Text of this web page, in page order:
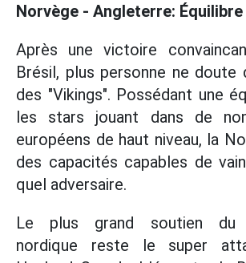
Norvège - Angleterre:
Après une victoire
Brésil, plus personne ne doute
des "Vikings". Possédant une
les stars jouant dans de
européens de haut niveau, la
des capacités capables de
quel adversaire.
Le plus grand soutien du
nordique reste le super